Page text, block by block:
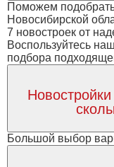
Поможем
Новосибирской
7 новостроек от
Воспользуйтесь
подбора
Большой выбор